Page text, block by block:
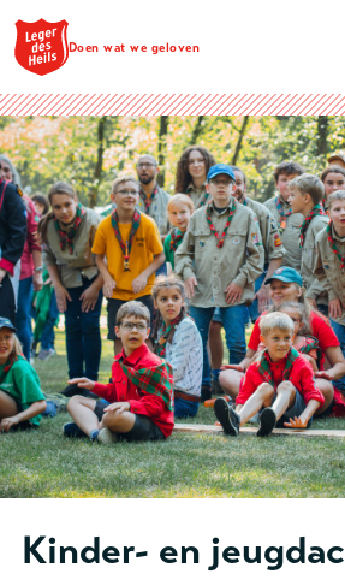
Ga
Doen wat we geloven
Kinder- en